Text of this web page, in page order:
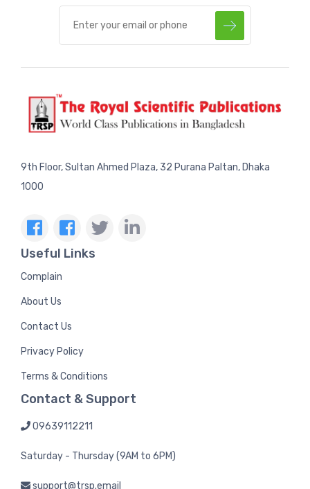
9th Floor, Sultan Ahmed Plaza, 32 Purana Paltan, Dhaka
1000
Useful Links
Complain
About Us
Contact Us
Privacy Policy
Terms & Conditions
Contact & Support
09639112211
Saturday - Thursday (9AM to 6PM)
support@trsp.email